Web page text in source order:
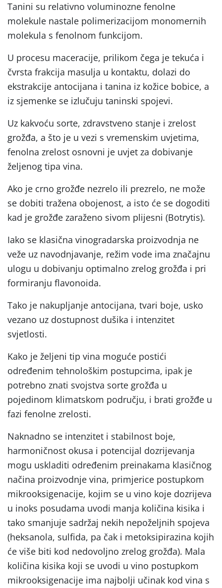
Tanini su relativno voluminozne fenolne
molekule nastale polimerizacijom monomernih
molekula s fenolnom funkcijom.
U procesu maceracije, prilikom čega je tekuća i
čvrsta frakcija masulja u kontaktu, dolazi do
ekstrakcije antocijana i tanina iz kožice bobice, a
iz sjemenke se izlučuju taninski spojevi.
Uz kakvoću sorte, zdravstveno stanje i zrelost
grožđa, a što je u vezi s vremenskim uvjetima,
fenolna zrelost osnovni je uvjet za dobivanje
željenog tipa vina.
Ako je crno grožđe nezrelo ili prezrelo, ne može
se dobiti tražena obojenost, a isto će se dogoditi
kad je grožđe zaraženo sivom plijesni (Botrytis).
Iako se klasična vinogradarska proizvodnja ne
veže uz navodnjavanje, režim vode ima značajnu
ulogu u dobivanju optimalno zrelog grožđa i pri
formiranju flavonoida.
Tako je nakupljanje antocijana, tvari boje, usko
vezano uz dostupnost dušika i intenzitet
svjetlosti.
Kako je željeni tip vina moguće postići
određenim tehnološkim postupcima, ipak je
potrebno znati svojstva sorte grožđa u
pojedinom klimatskom području, i brati grožđe u
fazi fenolne zrelosti.
Naknadno se intenzitet i stabilnost boje,
harmoničnost okusa i potencijal dozrijevanja
mogu uskladiti određenim preinakama klasičnog
načina proizvodnje vina, primjerice postupkom
mikrooksigenacije, kojim se u vino koje dozrijeva
u inoks posudama uvodi manja količina kisika i
tako smanjuje sadržaj nekih nepoželjnih spojeva
(heksanola, sulfida, pa čak i metoksipirazina kojih
će više biti kod nedovoljno zrelog grožđa). Mala
količina kisika koji se uvodi u vino postupkom
mikrooksigenacije ima najbolji učinak kod vina s